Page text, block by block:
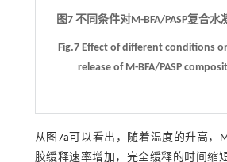
图7 不同条件对M-BFA/PASP复合
Fig.7 Effect of different conditions
release of M-BFA/PASP
从图7a 可以看出，随着温度的升高，
胶缓释速率增加，完全缓释的时间缩